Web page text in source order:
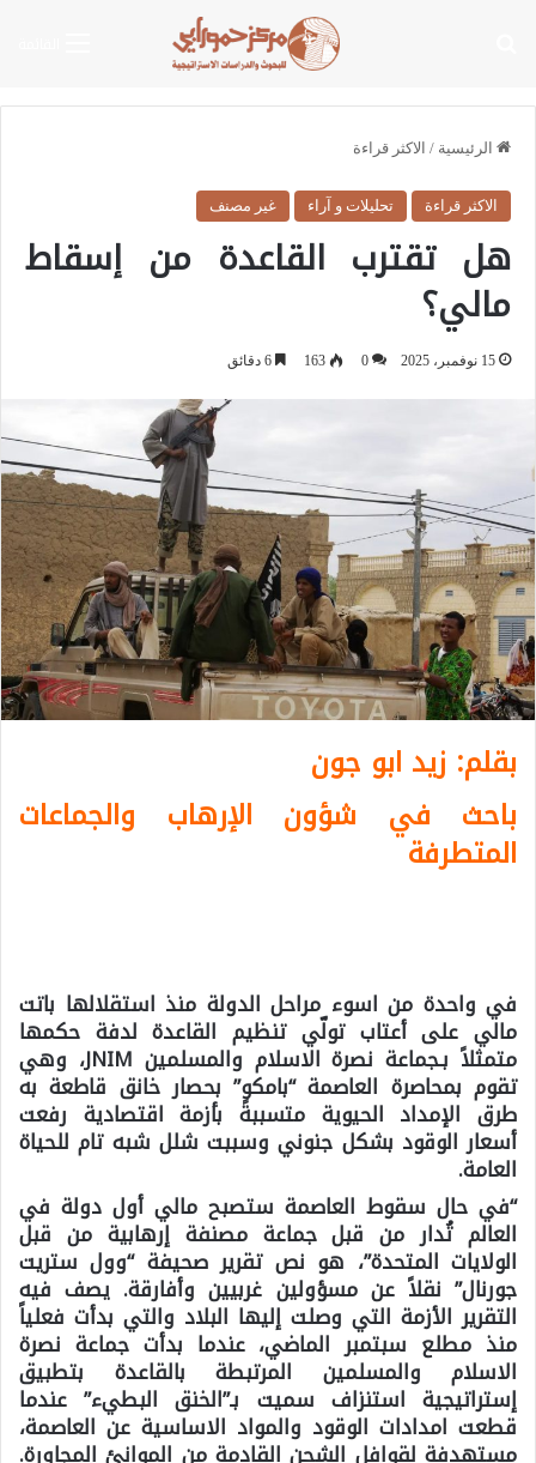
الرئيسية / الاكثر قراءة
الاكثر قراءة تحليلات و آراء غير مصنف
هل تقترب القاعدة من إسقاط
مالي؟
15 نوفمبر، 2025 0
163
بقلم: زيد ابو جون
باحث في شؤون الإرهاب والجماعات
المتطرفة
في واحدة من اسوء مراحل الدولة منذ استقلالها باتت
مالي على أعتاب تولّي تنظيم القاعدة لدفة حكمها
متمثلاً بـجماعة نصرة الاسلام والمسلمين JNIM، وهي
تقوم بمحاصرة العاصمة “بامكو” بحصار خانق قاطعة به
طرق الإمداد الحيوية متسببةً بأزمة اقتصادية رفعت
أسعار الوقود بشكل جنوني وسببت شلل شبه تام للحياة
العامة.
“في حال سقوط العاصمة ستصبح مالي أول دولة في
العالم تُدار من قبل جماعة مصنفة إرهابية من قبل
الولايات المتحدة”، هو نص تقرير صحيفة “وول ستريت
جورنال” نقلاً عن مسؤولين غربيين وأفارقة. يصف فيه
التقرير الأزمة التي وصلت إليها البلاد والتي بدأت فعلياً
منذ مطلع سبتمبر الماضي، عندما بدأت جماعة نصرة
الاسلام والمسلمين المرتبطة بالقاعدة بتطبيق
إستراتيجية استنزاف سميت بـ”الخنق البطيء” عندما
قطعت امدادات الوقود والمواد الاساسية عن العاصمة،
مستهدفة لقوافل الشحن القادمة من الموانئ المجاورة.